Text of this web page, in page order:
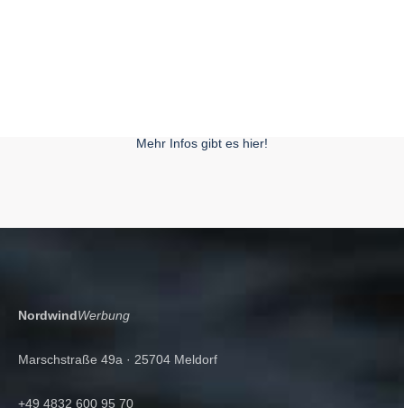
Mehr Infos gibt es hier!
Nordwind Werbung
Marschstraße 49a · 25704 Meldorf
+49 4832 600 95 70